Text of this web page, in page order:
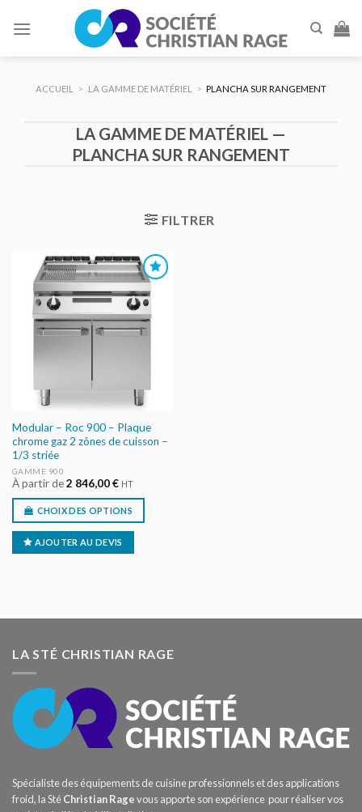
ACCUEIL > LA GAMME DE MATÉRIEL > PLANCHA SUR RANGEMENT
LA GAMME DE MATÉRIEL —
PLANCHA SUR RANGEMENT
FILTRER
AJOUTER
AU DEVIS
Modular – Roc 900 – Plaque
chrome gaz 2 zônes de cuisson –
1/3 striée
GAMME 900
À partir de2 846,00€ HT
CHOIX DES OPTIONS
AJOUTER AU DEVIS
LA STÉ CHRISTIAN RAGE
Spécialiste des équipements de cuisine professionnels et des applications
froid, la StéChristian Ragevous apporte son expérience pour réaliser vos